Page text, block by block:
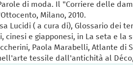
di moda. Il "Corriere delle
Milano, 2010.
Lucidi ( a cura di), Glossario dei
cinesi e giapponesi, in La seta e la
Paola Marabelli, Atlante di
tessile dall'antichità al